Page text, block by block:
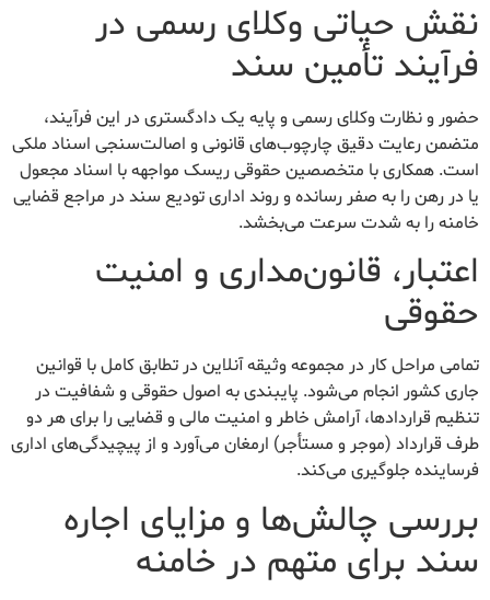
نقش حیاتی وکلای رسمی در
فرآیند تأمین سند
حضور و نظارت وکلای رسمی و پایه یک دادگستری در این فرآیند،
متضمن رعایت دقیق چارچوب‌های قانونی و اصالت‌سنجی اسناد ملکی
است. همکاری با متخصصین حقوقی ریسک مواجهه با اسناد مجعول
یا در رهن را به صفر رسانده و روند اداری تودیع سند در مراجع قضایی
خامنه را به شدت سرعت می‌بخشد.
اعتبار، قانون‌مداری و امنیت
حقوقی
تمامی مراحل کار در مجموعه وثیقه آنلاین در تطابق کامل با قوانین
جاری کشور انجام می‌شود. پایبندی به اصول حقوقی و شفافیت در
تنظیم قراردادها، آرامش خاطر و امنیت مالی و قضایی را برای هر دو
طرف قرارداد (موجر و مستأجر) ارمغان می‌آورد و از پیچیدگی‌های اداری
فرساینده جلوگیری می‌کند.
بررسی چالش‌ها و مزایای اجاره
سند برای متهم در خامنه